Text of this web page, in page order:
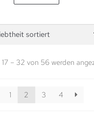
17 – 32 von 56 werden
1 2 3 4